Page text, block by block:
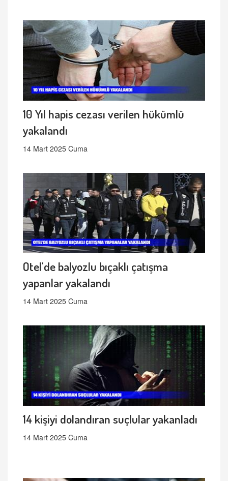
10 Yıl hapis cezası verilen hükümlü
yakalandı
14 Mart 2025 Cuma
Otel'de balyozlu bıçaklı çatışma
yapanlar yakalandı
14 Mart 2025 Cuma
14 kişiyi dolandıran suçlular yakanladı
14 Mart 2025 Cuma